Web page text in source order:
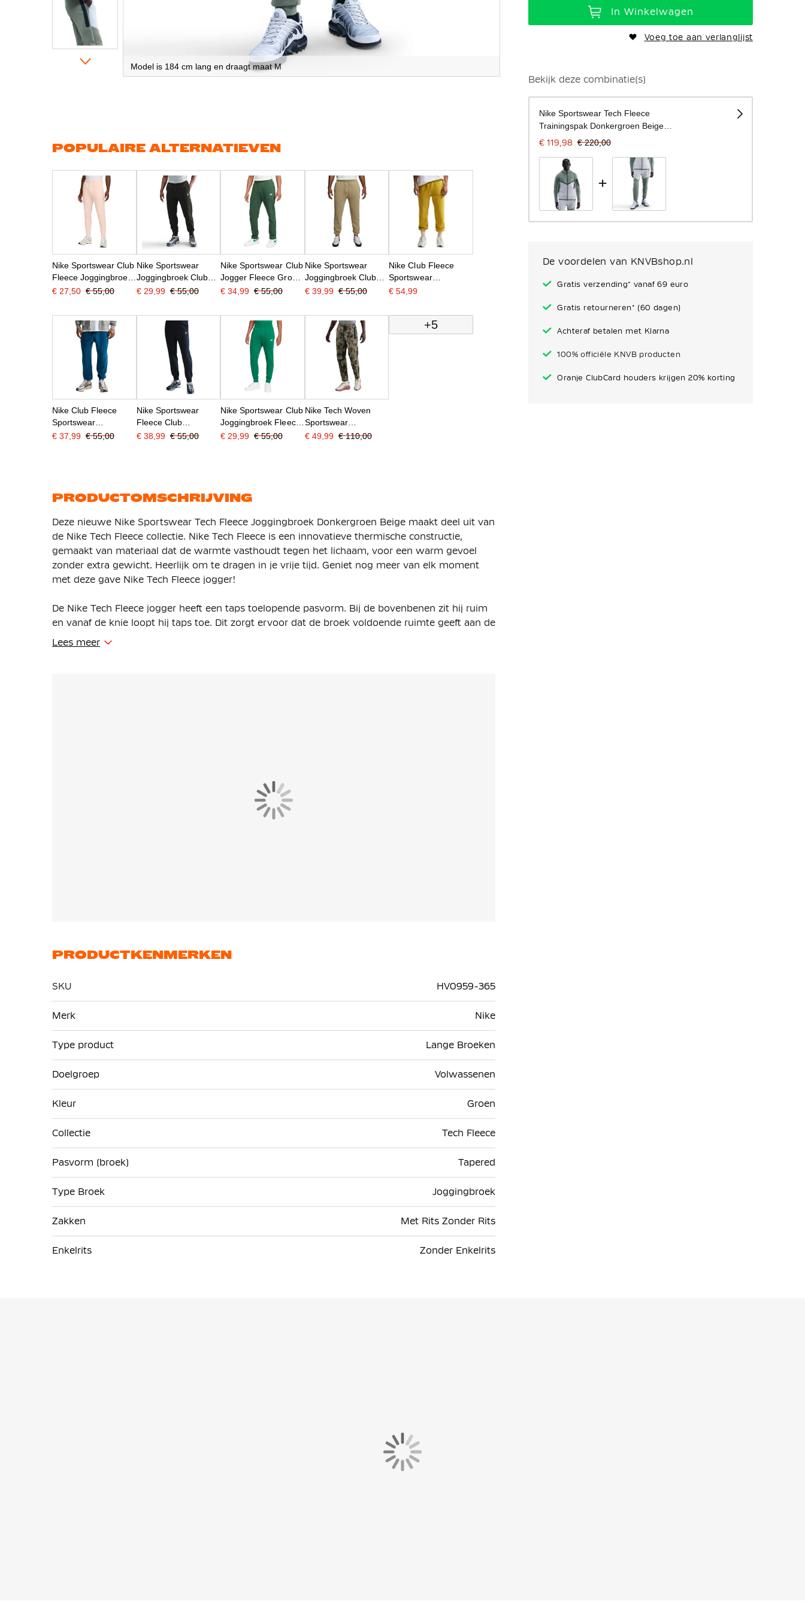
Model is 184 cm lang en draagt maat M
gallerij
In Winkelwagen
Voeg toe aan verlanglijst
Bekijk deze combinatie(s)
Nike Sportswear Tech Fleece
Trainingspak Donkergroen Beige
Zwart
€ 119,98 € 220,00
+
De voordelen van KNVBshop.nl
Gratis verzending* vanaf 69 euro
Gratis retourneren* (60 dagen)
Achteraf betalen met Klarna
100% officiële KNVB producten
Oranje ClubCard houders krijgen 20% korting
POPULAIRE ALTERNATIEVEN
Nike Sportswear Club
Fleece Joggingbroek
Lichtroze Wit
€ 27,50 € 55,00
Nike Sportswear
Joggingbroek Club
Fleece Donkergroen
€ 29,99 € 55,00
Nike Sportswear Club
Jogger Fleece Groen
Wit
€ 34,99 € 55,00
Nike Sportswear
Joggingbroek Club
Fleece Beige Wit
€ 39,99 € 55,00
Nike Club Fleece
Sportswear
Joggingbroek
€ 54,99
Nike Club Fleece
Sportswear
Joggingbroek
€ 37,99 € 55,00
Nike Sportswear
Fleece Club
Joggingbroek
€ 38,99 € 55,00
Nike Sportswear Club
Joggingbroek Fleece
Groen Wit
€ 29,99 € 55,00
Nike Tech Woven
Sportswear
Joggingbroek Camo
€ 49,99 € 110,00
+5
PRODUCTOMSCHRIJVING
Deze nieuwe Nike Sportswear Tech Fleece Joggingbroek Donkergroen Beige maakt deel uit van
de Nike Tech Fleece collectie. Nike Tech Fleece is een innovatieve thermische constructie,
gemaakt van materiaal dat de warmte vasthoudt tegen het lichaam, voor een warm gevoel
zonder extra gewicht. Heerlijk om te dragen in je vrije tijd. Geniet nog meer van elk moment
met deze gave Nike Tech Fleece jogger!
De Nike Tech Fleece jogger heeft een taps toelopende pasvorm. Bij de bovenbenen zit hij ruim
en vanaf de knie loopt hij taps toe. Dit zorgt ervoor dat de broek voldoende ruimte geeft aan de
bovenbenen en de heupen en dat het beneden toch strakker om de enkels zit.
Lees meer
PRODUCTKENMERKEN
SKU
HV0959-365
informatie
Merk Nike
Type product Lange Broeken
Doelgroep Volwassenen
Kleur Groen
Collectie Tech Fleece
Pasvorm (broek) Tapered
Type Broek Joggingbroek
Zakken Met Rits Zonder Rits
Enkelrits Zonder Enkelrits